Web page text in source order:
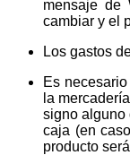
mensaje de
cambiar y el
Los gastos
Es
la
signo alguno
caja (en
producto